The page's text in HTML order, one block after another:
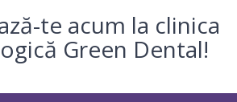
te acum la clinica
Green Dental!